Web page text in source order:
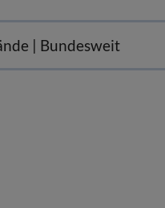
| Bundesweit